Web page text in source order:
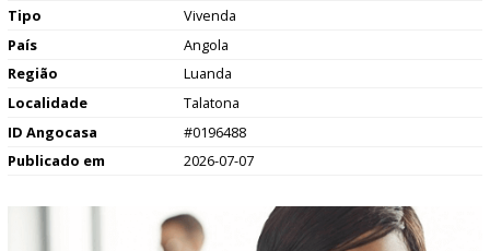
Tipo
Vivenda
País
Angola
Região
Luanda
Localidade
Talatona
ID Angocasa
#0196488
Publicado em
2026-07-07